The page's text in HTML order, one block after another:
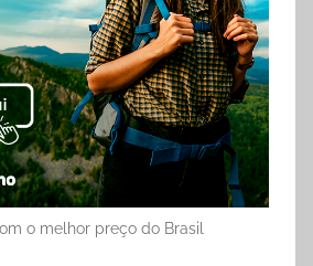
o melhor preço do Brasil